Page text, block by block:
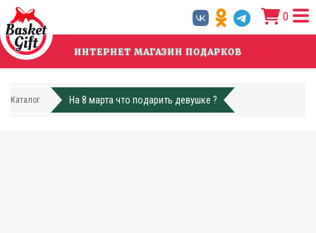
Перейти
основному
содержанию
0
ИНТЕРНЕТ МАГАЗИН ПОДАРКОВ
Каталог На 8 марта что подарить девушке ?